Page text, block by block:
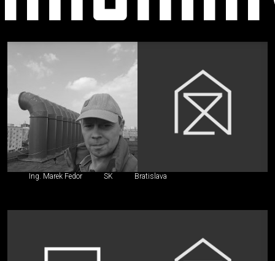
Stavebný
iný
špecialista
Ing. Marek Fedor SK Bratislava